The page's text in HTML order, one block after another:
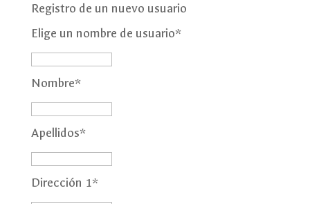
Registro de un nuevo usuario
Elige un nombre de usuario*
Nombre*
Apellidos*
Dirección 1*